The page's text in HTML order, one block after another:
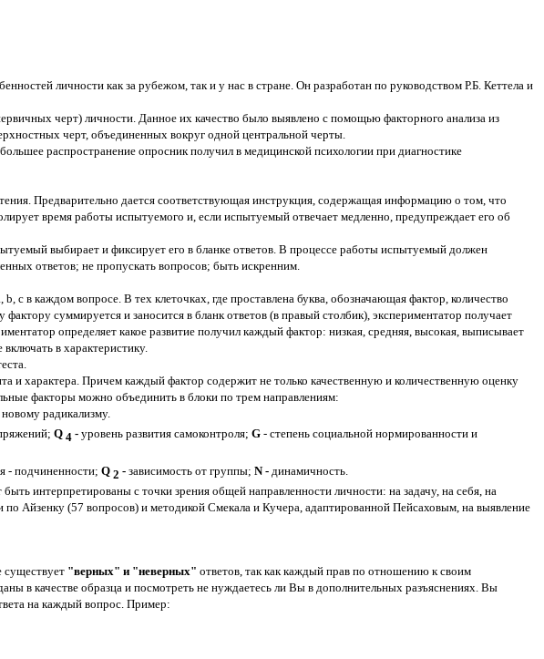
личности как за рубежом, так и у нас в стране. Он разработан по руководством Р.Б. Кеттела и
черт) личности. Данное их качество было выявлено с помощью факторного анализа из
черт, объединенных вокруг одной центральной черты.
распространение опросник получил в медицинской психологии при диагностике
Предварительно дается соответствующая инструкция, содержащая информацию о том, что
время работы испытуемого и, если испытуемый отвечает медленно, предупреждает его об
выбирает и фиксирует его в бланке ответов. В процессе работы испытуемый должен
ответов; не пропускать вопросов; быть искренним.
c в каждом вопросе. В тех клеточках, где проставлена буква, обозначающая фактор, количество
суммируется и заносится в бланк ответов (в правый столбик), экспериментатор получает
определяет какое развитие получил каждый фактор: низкая, средняя, высокая, выписывает
в характеристику.
и характера. Причем каждый фактор содержит не только качественную и количественную оценку
факторы можно объединить в блоки по трем направлениям:
радикализму.
Q 4 - уровень развития самоконтроля; G - степень социальной нормированности и
- подчиненности; Q 2 - зависимость от группы; N - динамичность.
интерпретированы с точки зрения общей направленности личности: на задачу, на себя, на
Айзенку (57 вопросов) и методикой Смекала и Кучера, адаптированной Пейсаховым, на выявление
существует "верных" и "неверных" ответов, так как каждый прав по отношению к своим
в качестве образца и посмотреть не нуждаетесь ли Вы в дополнительных разъяснениях. Вы
на каждый вопрос. Пример: